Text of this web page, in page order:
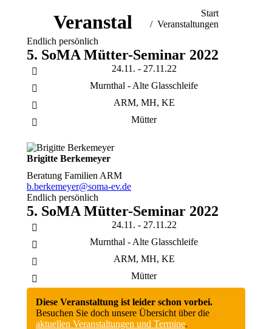
Veranstaltungen
Sie befinden sich hier:
Start
Veranstaltungen
Endlich persönlich
5. SoMA Mütter-Seminar 2022
24.11. - 27.11.22
Murnthal - Alte Glasschleife
ARM, MH, KE
Mütter
Brigitte Berkemeyer
Beratung Familien ARM
b.berkemeyer@soma-ev.de
Endlich persönlich
5. SoMA Mütter-Seminar 2022
24.11. - 27.11.22
Murnthal - Alte Glasschleife
ARM, MH, KE
Mütter
Diese Veranstaltung ist leider schon vorbei.
Besuchen Sie doch unsere Übersicht über die
aktuellen Veranstaltungen und Termine.